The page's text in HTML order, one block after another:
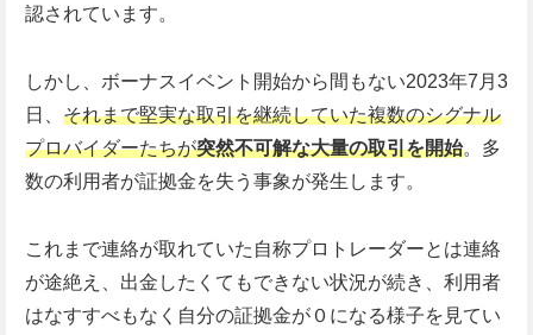
認されています。
しかし、ボーナスイベント開始から間もない2023年7月3
日、 それまで堅実な取引を継続していた複数のシグナル
プロバイダーたちが突然不可解な大量の取引を開始。多
数の利用者が証拠金を失う事象が発生します。
これまで連絡が取れていた自称プロトレーダーとは連絡
が途絶え、出金したくてもできない状況が続き、利用者
はなすすべもなく自分の証拠金が０になる様子を見てい